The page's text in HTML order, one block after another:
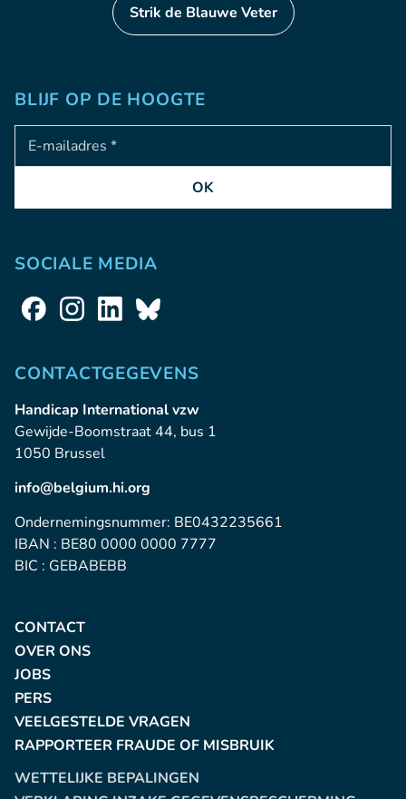
Strik de Blauwe Veter
BLIJF OP DE HOOGTE
Adresse e-mail
OK
SOCIALE MEDIA
CONTACTGEGEVENS
Handicap International vzw
Gewijde-Boomstraat 44, bus 1
1050 Brussel
info@belgium.hi.org
Ondernemingsnummer: BE0432235661
IBAN : BE80 0000 0000 7777
BIC : GEBABEBB
CONTACT
OVER ONS
JOBS
PERS
VEELGESTELDE VRAGEN
RAPPORTEER FRAUDE OF MISBRUIK
WETTELIJKE BEPALINGEN